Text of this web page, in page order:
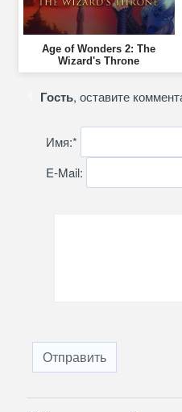
Age of Wonders 2: The
Wizard's Throne
Гость, оставите
Имя:*
E-Mail:
Отправить